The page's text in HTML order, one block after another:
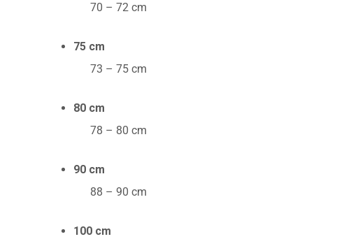
70 – 72 cm
75 cm
73 – 75 cm
80 cm
78 – 80 cm
90 cm
88 – 90 cm
100 cm